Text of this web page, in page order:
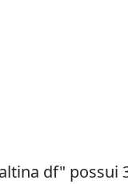
df" possui